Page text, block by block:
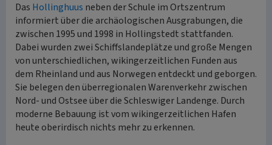
Das Hollinghuus neben der Schule im Ortszentrum
informiert über die archäologischen Ausgrabungen, die
zwischen 1995 und 1998 in Hollingstedt stattfanden.
Dabei wurden zwei Schiffslandeplätze und große Mengen
von unterschiedlichen, wikingerzeitlichen Funden aus
dem Rheinland und aus Norwegen entdeckt und geborgen.
Sie belegen den überregionalen Warenverkehr zwischen
Nord- und Ostsee über die Schleswiger Landenge. Durch
moderne Bebauung ist vom wikingerzeitlichen Hafen
heute oberirdisch nichts mehr zu erkennen.